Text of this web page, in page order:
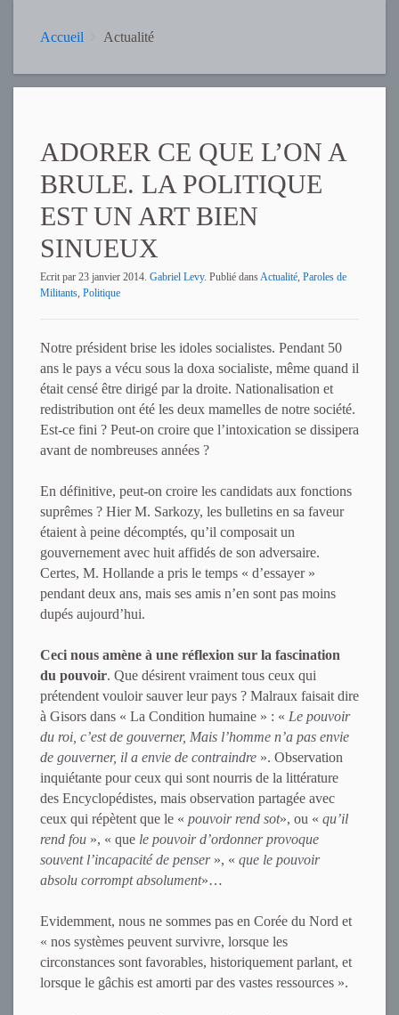
Accueil Actualité
ADORER CE QUE L’ON A
BRULE. LA POLITIQUE
EST UN ART BIEN
SINUEUX
Ecrit par 23 janvier 2014. Gabriel Levy. Publié dansActualité, Paroles de
Militants, Politique
Notre président brise les idoles socialistes. Pendant 50
ans le pays a vécu sous la doxa socialiste, même quand il
était censé être dirigé par la droite. Nationalisation et
redistribution ont été les deux mamelles de notre société.
Est-ce fini ? Peut-on croire que l’intoxication se dissipera
avant de nombreuses années ?
En définitive, peut-on croire les candidats aux fonctions
suprêmes ? Hier M. Sarkozy, les bulletins en sa faveur
étaient à peine décomptés, qu’il composait un
gouvernement avec huit affidés de son adversaire.
Certes, M. Hollande a pris le temps « d’essayer »
pendant deux ans, mais ses amis n’en sont pas moins
dupés aujourd’hui.
Ceci nous amène à une réflexion sur la fascination
du pouvoir. Que désirent vraiment tous ceux qui
prétendent vouloir sauver leur pays ? Malraux faisait dire
à Gisors dans « La Condition humaine » : « Le pouvoir
du roi, c’est de gouverner, Mais l’homme n’a pas envie
de gouverner, il a envie de contraindre ». Observation
inquiétante pour ceux qui sont nourris de la littérature
des Encyclopédistes, mais observation partagée avec
ceux qui répètent que le « pouvoir rend sot», ou « qu’il
rend fou », « que le pouvoir d’ordonner provoque
souvent l’incapacité de penser», « que le pouvoir
absolu corrompt absolument»…
Evidemment, nous ne sommes pas en Corée du Nord et
« nos systèmes peuvent survivre, lorsque les
circonstances sont favorables, historiquement parlant, et
lorsque le gâchis est amorti par des vastes ressources ».